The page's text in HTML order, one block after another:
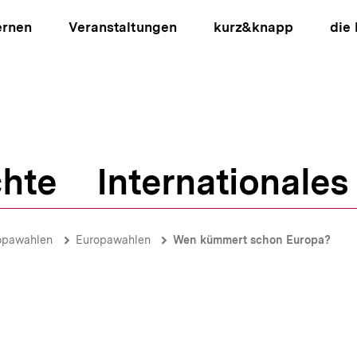
Veranstaltungen kurz&knapp die
Internationales
Europawahlen Wen kümmert schon Europa?